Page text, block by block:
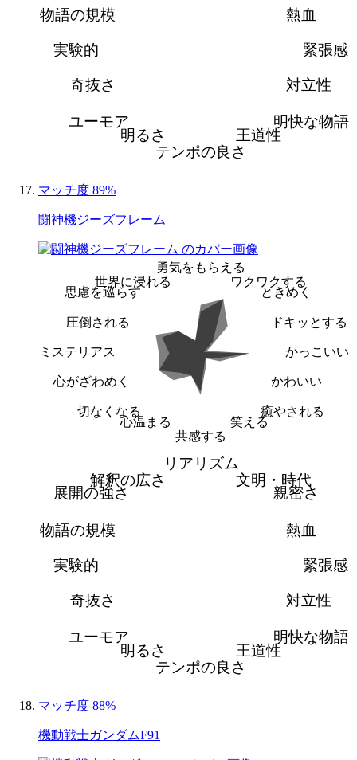
熱血
緊張感
対立性
明快な物語
王道性
テンポの良さ
明るさ
ユーモア
奇抜さ
実験的
物語の規模
マッチ度 89%
闘神機ジーズフレーム
勇気をもらえる
ワクワクする
ときめく
ドキッとする
かっこいい
かわいい
癒やされる
笑える
共感する
心温まる
切なくなる
心がざわめく
ミステリアス
圧倒される
思慮を巡らす
世界に浸れる
リアリズム
文明・時代
親密さ
熱血
緊張感
対立性
明快な物語
王道性
テンポの良さ
明るさ
ユーモア
奇抜さ
実験的
物語の規模
展開の強さ
解釈の広さ
マッチ度 88%
機動戦士ガンダムF91